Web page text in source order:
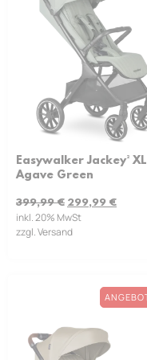
Easywalker Jackey² XL
Agave Green
399,99€ 299,99 €
inkl. 20% MwSt
zzgl. Versand